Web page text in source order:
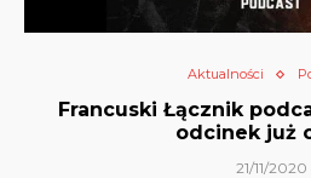
Aktualności
Francuski Łącznik
odcinek już
21/11/2020